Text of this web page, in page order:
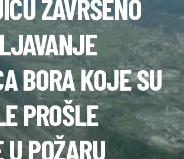
ZAVRŠENO
BORA KOJE SU
PROŠLE
U POŽARU